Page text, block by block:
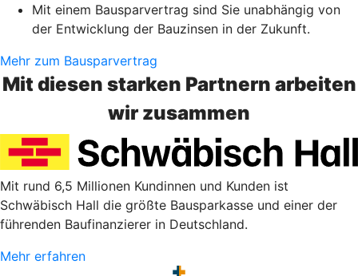
Mit einem Bausparvertrag sind Sie unabhängig von
der Entwicklung der Bauzinsen in der Zukunft.
Mehr zum Bausparvertrag
Mit diesen starken Partnern arbeiten
wir zusammen
Mit rund 6,5 Millionen Kundinnen und Kunden ist
Schwäbisch Hall die größte Bausparkasse und einer der
führenden Baufinanzierer in Deutschland.
Mehr erfahren